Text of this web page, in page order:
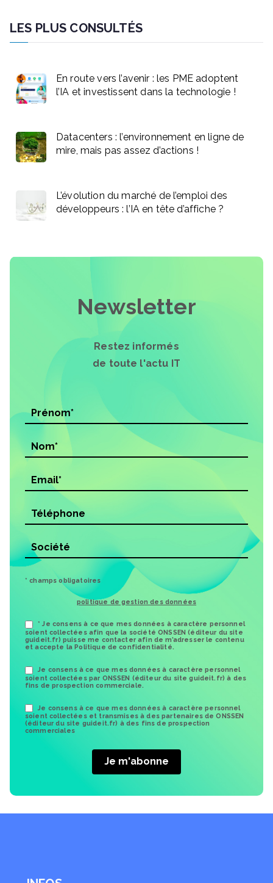
LES PLUS CONSULTÉS
En route vers l’avenir : les PME adoptent
l’IA et investissent dans la technologie !
Datacenters : l’environnement en ligne de
mire, mais pas assez d’actions !
L’évolution du marché de l’emploi des
développeurs : l’IA en tête d’affiche ?
Newsletter
Restez informés
de toute l'actu IT
* champs obligatoires
politique de gestion des données
* Je consens à ce que mes données à caractère personnel
soient collectées afin que la société ONSSEN (éditeur du site
guideit.fr) puisse me contacter afin de m’adresser le contenu
et accepte la Politique de confidentialité.
Je consens à ce que mes données à caractère personnel
soient collectées par ONSSEN (éditeur du site guideit.fr) à des
fins de prospection commerciale.
Je consens à ce que mes données à caractère personnel
soient collectées et transmises à des partenaires de ONSSEN
(éditeur du site guideit.fr) à des fins de prospection
commerciales